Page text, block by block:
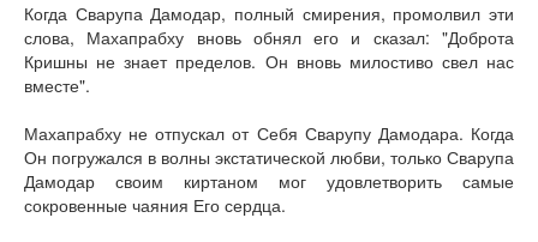
Когда Сварупа Дамодар, полный смирения, промолвил эти
слова, Махапрабху вновь обнял его и сказал: "Доброта
Кришны не знает пределов. Он вновь милостиво свел нас
вместе".
Махапрабху не отпускал от Себя Сварупу Дамодара. Когда
Он погружался в волны экстатической любви, только Сварупа
Дамодар своим киртаном мог удовлетворить самые
сокровенные чаяния Его сердца.